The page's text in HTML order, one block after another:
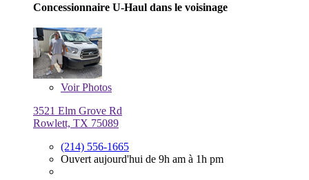
Concessionnaire U-Haul dans le voisinage
VoirPhotos
3521 Elm Grove Rd
Rowlett, TX 75089
(214) 556-1665
Ouvert aujourd'hui de 9h am à 1h pm